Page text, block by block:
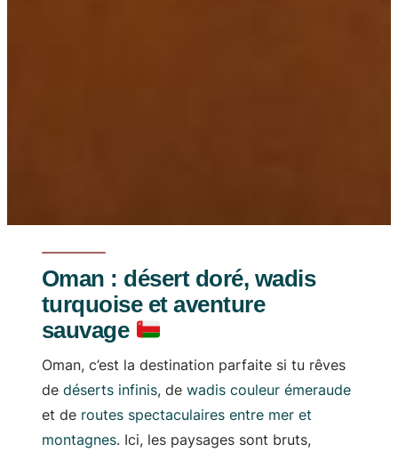
Oman : désert doré, wadis
turquoise et aventure
sauvage
Oman, c’est la destination parfaite si tu rêves
de déserts infinis, de wadis couleur émeraude
et de routes spectaculaires entre mer et
montagnes. Ici, les paysages sont bruts,